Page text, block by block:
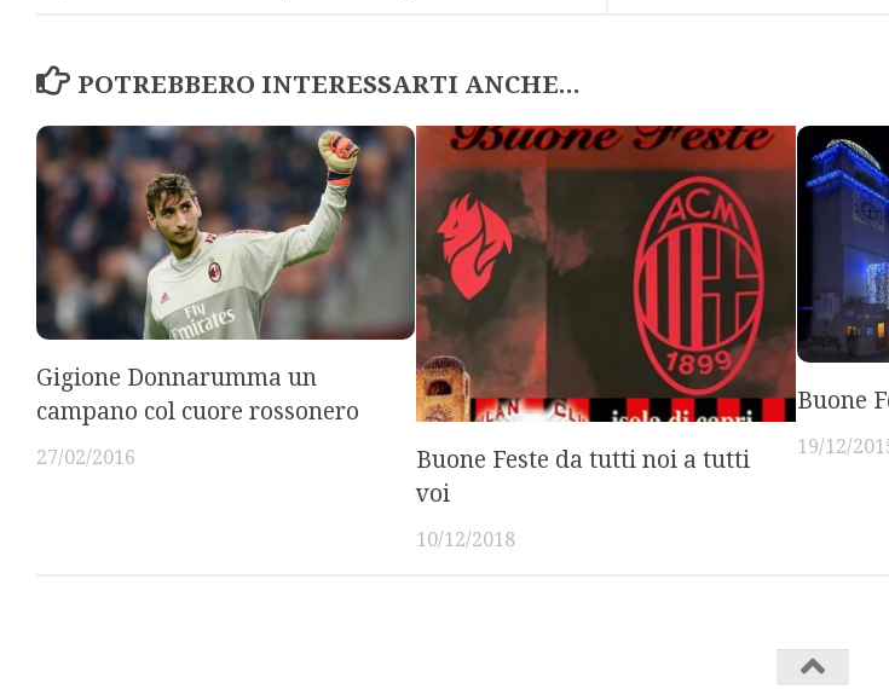
POTREBBERO INTERESSARTI ANCHE...
Gigione Donnarumma un
campano col cuore rossonero
27/02/2016
Buone Feste da tutti noi a tutti
voi
10/12/2018
Buone
19/12/